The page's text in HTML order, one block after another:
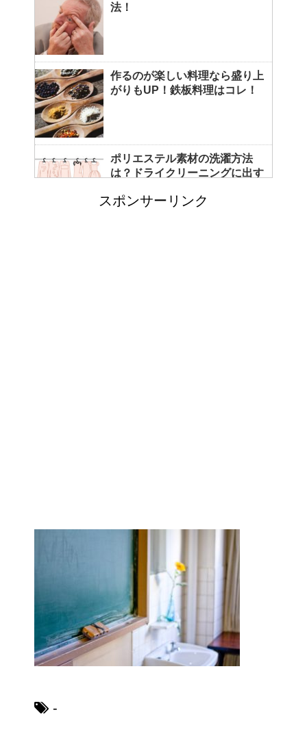
法！
作るのが楽しい料理なら盛り上
がりもUP！鉄板料理はコレ！
ポリエステル素材の洗濯方法
は？ドライクリーニングに出す
余ったシチューやカレーの保存
方法とリメイク料理！
男だって自分で作る楽しい料
理！
スポンサーリンク
-